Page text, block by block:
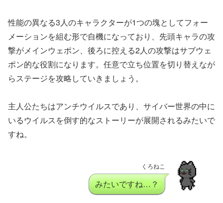
性能の異なる3人のキャラクターが1つの塊としてフォー
メーションを組む形で自機になっており、先頭キャラの攻
撃がメインウェポン、後ろに控える2人の攻撃はサブウェ
ポン的な役割になります。任意で立ち位置を切り替えなが
らステージを攻略していきましょう。
主人公たちはアンチウイルスであり、サイバー世界の中に
いるウイルスを倒す的なストーリーが展開されるみたいで
すね。
くろねこ
みたいですね…？